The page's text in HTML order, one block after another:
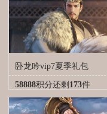
卧龙吟vip7夏季礼包
58888积分还剩 173件